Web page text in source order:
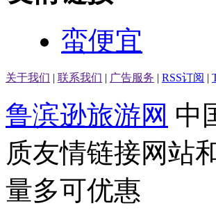
蛮便宜
关于我们 | 联系我们 | 广告服务 | RSS订阅 |
鲁滨逊旅游网 中
质友情链接网站
量多可优惠